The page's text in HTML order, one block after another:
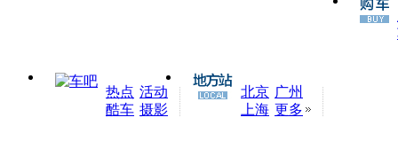
热点 活动
酷车 摄影
北京 广州
上海 更多